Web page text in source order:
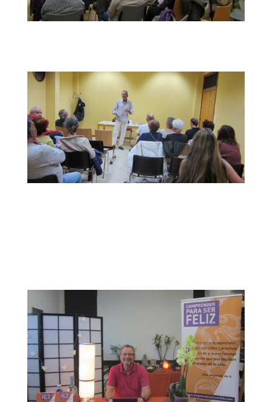
En la B.P.M. Manuel Vázquez
Montalbán
Preparando la Conferencia en
el estudio de Isabel Llanos